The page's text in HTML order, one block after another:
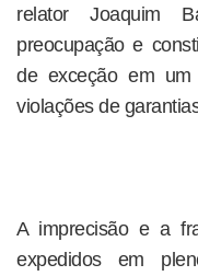
relator Joaquim
preocupação e
de exceção em um
violações de
A imprecisão e a
expedidos em